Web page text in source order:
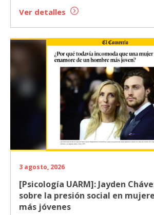
Ver detalles
3 agosto, 2026
[Psicología UARM]: Jayden
sobre la presión social en
más jóvenes